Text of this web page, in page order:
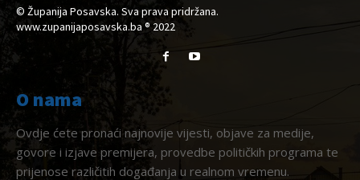
© Županija Posavska. Sva prava pridržana.
www.zupanijaposavska.ba ® 2022
O nama
Ovdje ćete pronaći najnovije vijesti, objave za medije,
govore i izjave premijera, provedbe političkih programa te
prijenose različitih događanja u realnom vremenu.